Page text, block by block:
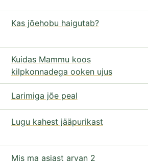
Kas jõehobu haigutab?
Kuidas Mammu koos
kilpkonnadega ooken ujus
Larimiga jõe peal
Lugu kahest jääpurikast
Mis ma asjast arvan 2